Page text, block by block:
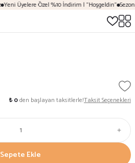
Yeni Üyelere Özel %10 İndirim | "Hoşgeldin"
₺ 0den başlayan taksitlerle!Taksit Seçenekleri
Sepete Ekle